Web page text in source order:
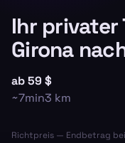
Ihr privater
Girona
ab59 $
~7min3 km
Richtpreis — Endbetrag